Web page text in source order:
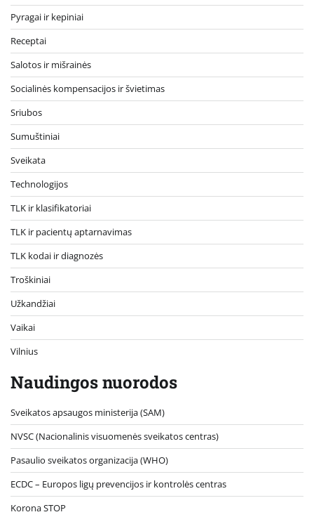
Pyragai ir kepiniai
Receptai
Salotos ir mišrainės
Socialinės kompensacijos ir švietimas
Sriubos
Sumuštiniai
Sveikata
Technologijos
TLK ir klasifikatoriai
TLK ir pacientų aptarnavimas
TLK kodai ir diagnozės
Troškiniai
Užkandžiai
Vaikai
Vilnius
Naudingos nuorodos
Sveikatos apsaugos ministerija (SAM)
NVSC (Nacionalinis visuomenės sveikatos centras)
Pasaulio sveikatos organizacija (WHO)
ECDC – Europos ligų prevencijos ir kontrolės centras
Korona STOP